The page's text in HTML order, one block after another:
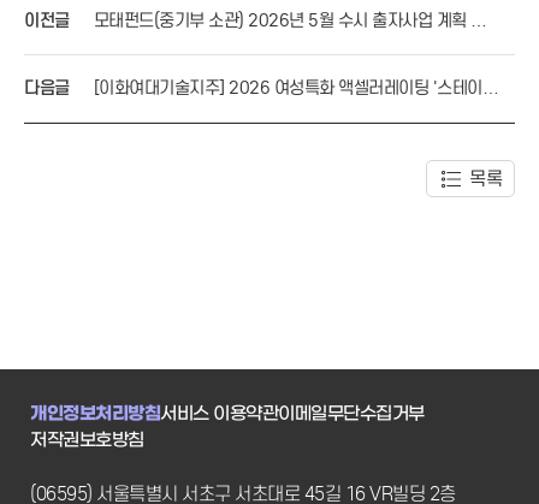
이전글
모태펀드(중기부 소관) 2026년 5월 수시 출자사업 계획 공
고
다음글
[이화여대기술지주] 2026 여성특화 액셀러레이팅 '스테이션
이화 배치' 프로그램 모집
목록
개인정보처리방침서비스 이용약관이메일무단수집거부
저작권보호방침
(06595) 서울특별시 서초구 서초대로 45길 16 VR빌딩 2층